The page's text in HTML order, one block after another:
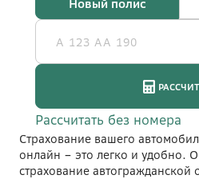
Страхование вашего
онлайн – это легко и удобно.
страхование автогражданской